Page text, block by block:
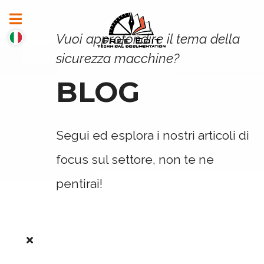
Vuoi approfondire il tema della
sicurezza macchine?
BLOG
Segui ed esplora i nostri articoli di
focus sul settore, non te ne
pentirai!